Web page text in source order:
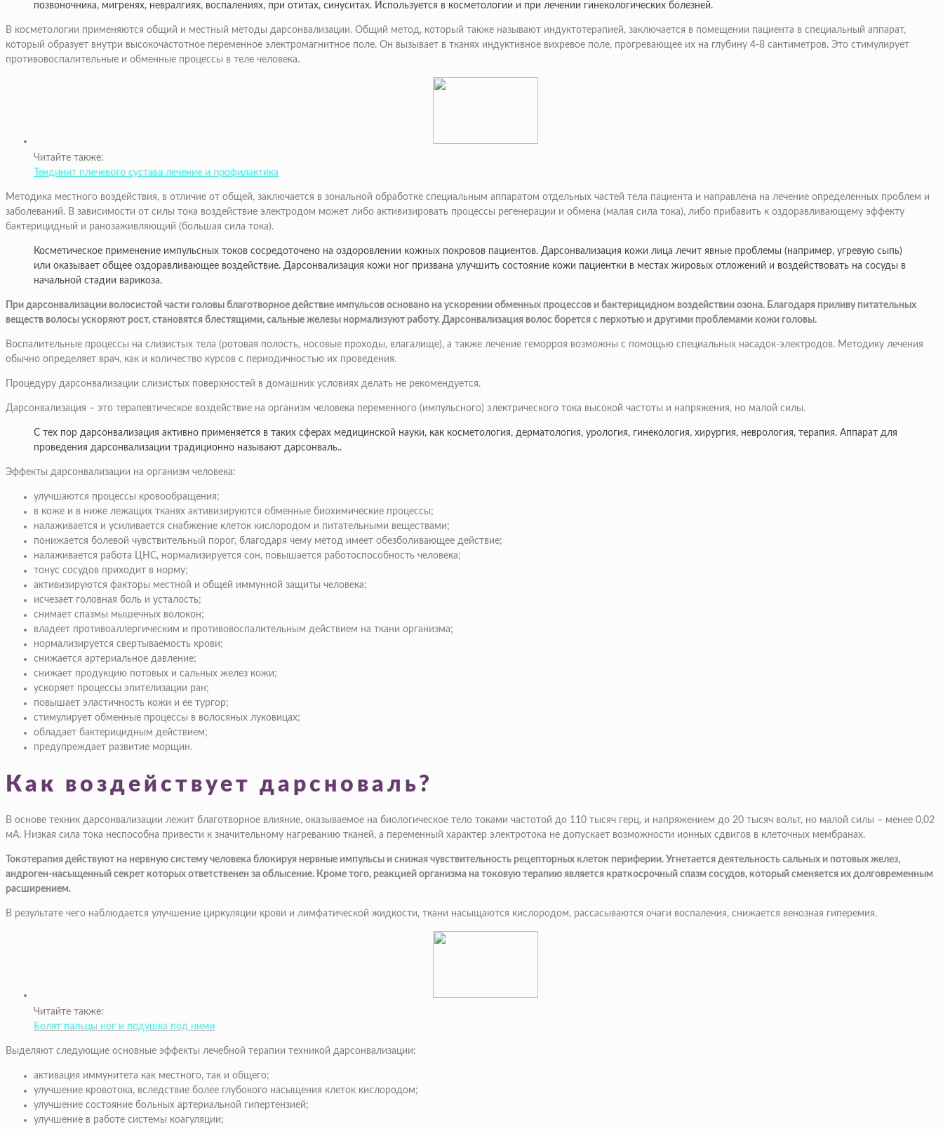
позвоночника, мигренях, невралгиях, воспалениях, при отитах, синуситах. Используется в косметологии и при лечении гинекологических болезней.
В косметологии применяются общий и местный методы дарсонвализации. Общий метод, который также называют индуктотерапией, заключается в помещении пациента в специальный аппарат,
который образует внутри высокочастотное переменное электромагнитное поле. Он вызывает в тканях индуктивное вихревое поле, прогревающее их на глубину 4-8 сантиметров. Это стимулирует
противовоспалительные и обменные процессы в теле человека.
Читайте также:
Тендинит плечевого сустава лечение и профилактика
Методика местного воздействия, в отличие от общей, заключается в зональной обработке специальным аппаратом отдельных частей тела пациента и направлена на лечение определенных проблем и
заболеваний. В зависимости от силы тока воздействие электродом может либо активизировать процессы регенерации и обмена (малая сила тока), либо прибавить к оздоравливающему эффекту
бактерицидный и ранозаживляющий (большая сила тока).
Косметическое применение импульсных токов сосредоточено на оздоровлении кожных покровов пациентов. Дарсонвализация кожи лица лечит явные проблемы (например, угревую сыпь)
или оказывает общее оздоравливающее воздействие. Дарсонвализация кожи ног призвана улучшить состояние кожи пациентки в местах жировых отложений и воздействовать на сосуды в
начальной стадии варикоза.
При дарсонвализации волосистой части головы благотворное действие импульсов основано на ускорении обменных процессов и бактерицидном воздействии озона. Благодаря приливу питательных
веществ волосы ускоряют рост, становятся блестящими, сальные железы нормализуют работу. Дарсонвализация волос борется с перхотью и другими проблемами кожи головы.
Воспалительные процессы на слизистых тела (ротовая полость, носовые проходы, влагалище), а также лечение геморроя возможны с помощью специальных насадок-электродов. Методику лечения
обычно определяет врач, как и количество курсов с периодичностью их проведения.
Процедуру дарсонвализации слизистых поверхностей в домашних условиях делать не рекомендуется.
Дарсонвализация – это терапевтическое воздействие на организм человека переменного (импульсного) электрического тока высокой частоты и напряжения, но малой силы.
С тех пор дарсонвализация активно применяется в таких сферах медицинской науки, как косметология, дерматология, урология, гинекология, хирургия, неврология, терапия. Аппарат для
проведения дарсонвализации традиционно называют дарсонваль..
Эффекты дарсонвализации на организм человека:
улучшаются процессы кровообращения;
в коже и в ниже лежащих тканях активизируются обменные биохимические процессы;
налаживается и усиливается снабжение клеток кислородом и питательными веществами;
понижается болевой чувствительный порог, благодаря чему метод имеет обезболивающее действие;
налаживается работа ЦНС, нормализируется сон, повышается работоспособность человека;
тонус сосудов приходит в норму;
активизируются факторы местной и общей иммунной защиты человека;
исчезает головная боль и усталость;
снимает спазмы мышечных волокон;
владеет противоаллергическим и противовоспалительным действием на ткани организма;
нормализируется свертываемость крови;
снижается артериальное давление;
снижает продукцию потовых и сальных желез кожи;
ускоряет процессы эпителизации ран;
повышает эластичность кожи и ее тургор;
стимулирует обменные процессы в волосяных луковицах;
обладает бактерицидным действием;
предупреждает развитие морщин.
Как воздействует дарсноваль?
В основе техник дарсонвализации лежит благотворное влияние, оказываемое на биологическое тело токами частотой до 110 тысяч герц, и напряжением до 20 тысяч вольт, но малой силы – менее 0,02
мА. Низкая сила тока неспособна привести к значительному нагреванию тканей, а переменный характер электротока не допускает возможности ионных сдвигов в клеточных мембранах.
Токотерапия действуют на нервную систему человека блокируя нервные импульсы и снижая чувствительность рецепторных клеток периферии. Угнетается деятельность сальных и потовых желез,
андроген-насыщенный секрет которых ответственен за облысение. Кроме того, реакцией организма на токовую терапию является краткосрочный спазм сосудов, который сменяется их долговременным
расширением.
В результате чего наблюдается улучшение циркуляции крови и лимфатической жидкости, ткани насыщаются кислородом, рассасываются очаги воспаления, снижается венозная гиперемия.
Читайте также:
Болят пальцы ног и подушка под ними
Выделяют следующие основные эффекты лечебной терапии техникой дарсонвализации:
активация иммунитета как местного, так и общего;
улучшение кровотока, вследствие более глубокого насыщения клеток кислородом;
улучшение состояние больных артериальной гипертензией;
улучшение в работе системы коагуляции;